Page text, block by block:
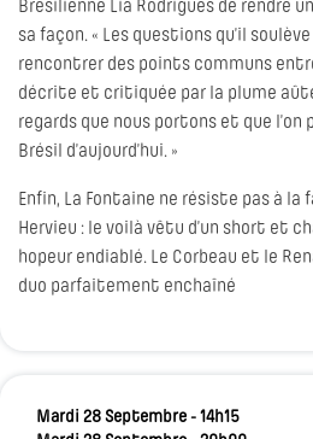
Brésilienne Lia Rodrigues de rendre
sa façon. « Les questions qu’il
rencontrer des points communs
décrite et critiquée par la plume
regards que nous portons et que l’on
Brésil d’aujourd’hui. »
Enfin, La Fontaine ne résiste pas à la
Hervieu : le voilà vêtu d’un short et
hopeur endiablé. Le Corbeau et le
duo parfaitement enchaîné
Mardi 28 Septembre - 14h15